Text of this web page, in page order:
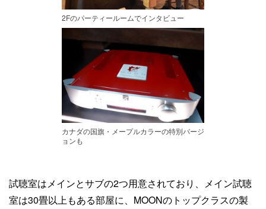
2Fのパーティールームでインタビュー
カナダの国旗・メープルカラーの特別バージ
ョンも
試聴室はメインとサブの2つ用意されており、メイン試聴
室は30畳以上もある部屋に、MOONのトップクラスの製